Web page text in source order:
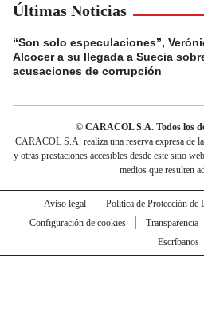
Últimas Noticias
“Son solo especulaciones”,
Alcocer a su llegada a Suecia
acusaciones de corrupción
© CARACOL S.A. Todos los
CARACOL S.A. realiza una reserva expresa de
y otras prestaciones accesibles desde este sitio
medios que resulten
Aviso legal Política de Protección de
Configuración de cookies
Transparencia
Escríbanos